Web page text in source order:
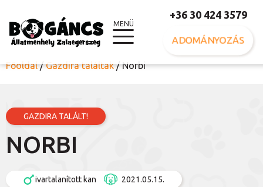
MENÜ
+36 30 424 3579
ADOMÁNYOZÁS
Főoldal / Gazdira találtak / Norbi
GAZDIRA TALÁLT!
NORBI
ivartalanított kan 2021.05.15.